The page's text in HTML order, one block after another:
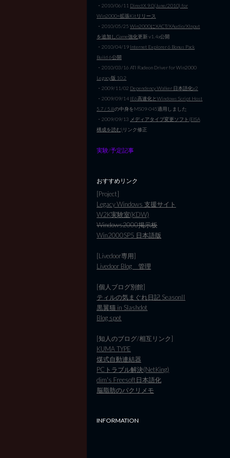
・2010/06/11 DirectX 9.0(June/2010) for
Win2000+拡張Kitリリース
・2010/05/25 Win2000にXACT/XAudio/XInput
を追加しGame強化更新 v1.4a公開
・2010/04/19 Internet Explorer 6 Bonus Pack
Build 6公開
・2010/03/16 ATI Radeon Driver for Win2000
Legacy版 10.2
・2009/11/02 Dependency Walker 日本語化v2
・2009/09/14 IE6高速化とWindows Script Host
5.7 / 5.8の中身をMS09-045適用しました
・2009/09/13 メディアタイプ変更ソフト(EISA
構成を読む) リンク修正
実験/予定記事
おすすめリンク
[Project]
Legacy Windows 支援サイト
W2K実験室(KDW)
Windows2000掲示板
Win2000SP5 日本語版
[Livedoor専用]
Livedoor Blog 管理
[個人ブログ別館]
ティルの気まぐれ日記 SeasonII
黒翼猫 in Slashdot
Blog spot
[知人のブログ/相互リンク]
KUMA TYPE
煤式自動連結器
PCトラブル解決(NetKing)
dim's Freesoft日本語化
脳脂肪のパクリメモ
INFORMATION